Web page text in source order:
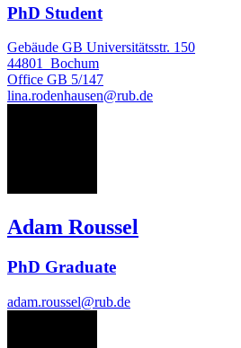
PhD Student
Gebäude GB Universitätsstr. 150
44801
Bochum
Office GB 5/147
lina.rodenhausen@rub.de
Adam Roussel
PhD Graduate
adam.roussel@rub.de